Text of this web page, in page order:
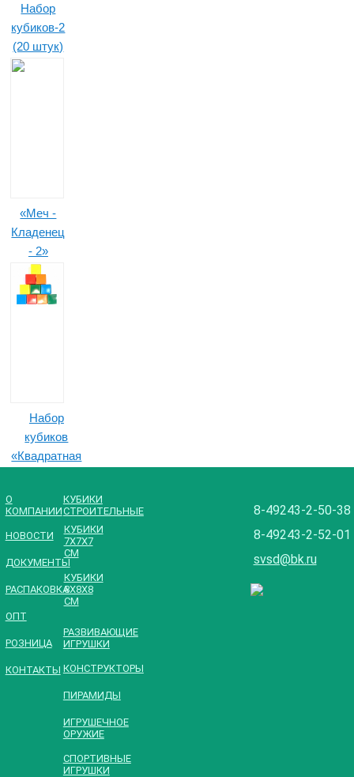
Набор
кубиков-2
(20 штук)
«Меч -
Кладенец
- 2»
Набор
кубиков
«Квадратная
(28 штук)
«Собирайка
Развивайка
О
КОМПАНИИ
НОВОСТИ
ДОКУМЕНТЫ
РАСПАКОВКА
OПТ
PОЗНИЦА
КОНТАКТЫ
КУБИКИ
СТРОИТЕЛЬНЫЕ
КУБИКИ
7Х7Х7
СМ
КУБИКИ
8Х8Х8
СМ
РАЗВИВАЮЩИЕ
ИГРУШКИ
КОНСТРУКТОРЫ
ПИРАМИДЫ
ИГРУШЕЧНОЕ
ОРУЖИЕ
СПОРТИВНЫЕ
ИГРУШКИ
8-49243-2-50-38
8-49243-2-52-01
svsd@bk.ru